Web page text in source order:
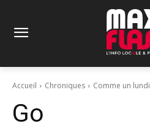
Accueil Chroniques Comme un lundi
Go